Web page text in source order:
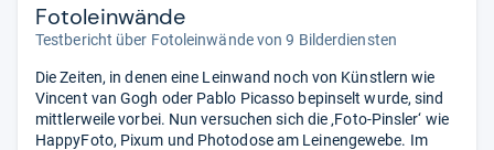
Fotoleinwände
Testbericht über Fotoleinwände von 9 Bilderdiensten
Die Zeiten, in denen eine Leinwand noch von Künstlern wie
Vincent van Gogh oder Pablo Picasso bepinselt wurde, sind
mittlerweile vorbei. Nun versuchen sich die ‚Foto-Pinsler‘ wie
HappyFoto, Pixum und Photodose am Leinengewebe. Im